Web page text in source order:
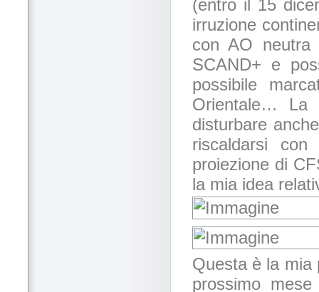
(entro il 15
irruzione
con AO neutra
SCAND+ e
possibile
Orientale… La
disturbare
riscaldarsi
proiezione di
la mia idea
Questa è la mia
prossimo